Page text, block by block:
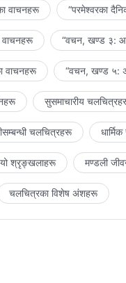
वाचनहरू “परमेश्‍वरका
वाचनहरू “वचन, खण्ड ३:
वाचनहरू “वचन, खण्ड ५:
सुसमाचारीय
चलचित्रहरू
श्रृङ्खलाहरू मण्डली
चलचित्रका विशेष अंशहरू